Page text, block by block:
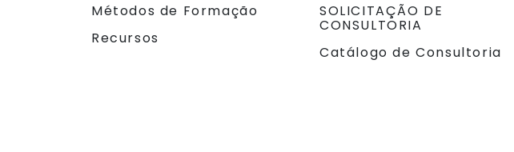
Métodos de Formação
Recursos
SOLICITAÇÃO DE
CONSULTORIA
Catálogo de Consultoria